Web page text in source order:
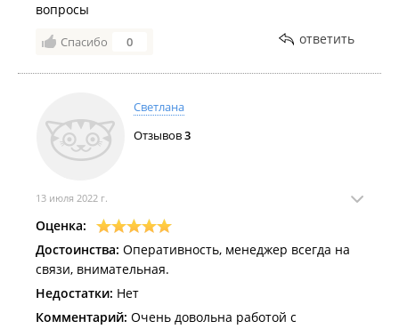
вопросы
Спасибо 0 ответить
Светлана
Отзывов3
13 июля 2022 г.
Оценка:
Достоинства: Оперативность, менеджер всегда на
связи, внимательная.
Недостатки: Нет
Комментарий: Очень довольна работой с